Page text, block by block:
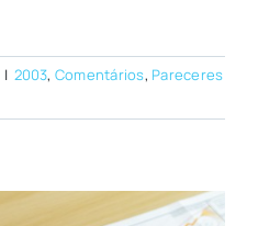
| 2003, Comentários, Pareceres